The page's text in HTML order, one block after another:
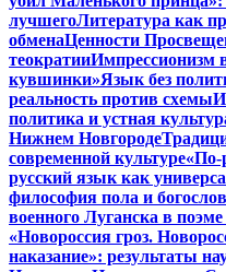
лучшегоЛитература как
обменаЦенности
теократииИмпрессионизм
кувшинки»Язык без
реальность против схемы
политика и устная
Нижнем Новгороде
современной культуре«По-
русский язык как
философия пола и
военного Луганска в
«Новороссия гроз.
наказание»: результаты